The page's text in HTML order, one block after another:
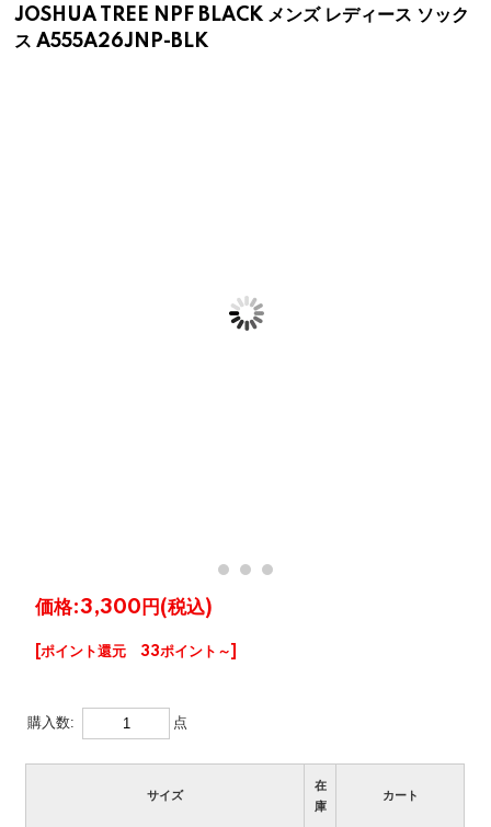
JOSHUA TREE NPF BLACK メンズ レディース ソック
ス A555A26JNP-BLK
価格:3,300円 (税込)
[ポイント還元 33ポイント～]
購入数: 点
サイズ
在
庫
カート